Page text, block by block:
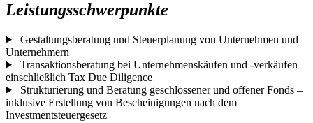
Leistungsschwerpunkte
Gestaltungsberatung und Steuerplanung von Unternehmen und
Unternehmern
Transaktionsberatung bei Unternehmenskäufen und -verkäufen –
einschließlich Tax Due Diligence
Strukturierung und Beratung geschlossener und offener Fonds –
inklusive Erstellung von Bescheinigungen nach dem
Investmentsteuergesetz